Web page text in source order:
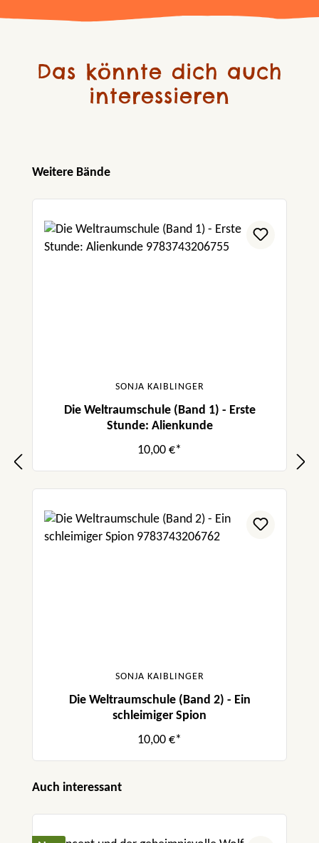
Das könnte dich auch
interessieren
Produktgalerie überspringen
Weitere Bände
SONJA KAIBLINGER
Die Weltraumschule (Band 1) - Erste
Stunde: Alienkunde
10,00 €*
SONJA KAIBLINGER
Die Weltraumschule (Band 2) - Ein
schleimiger Spion
10,00 €*
Produktgalerie überspringen
Auch interessant